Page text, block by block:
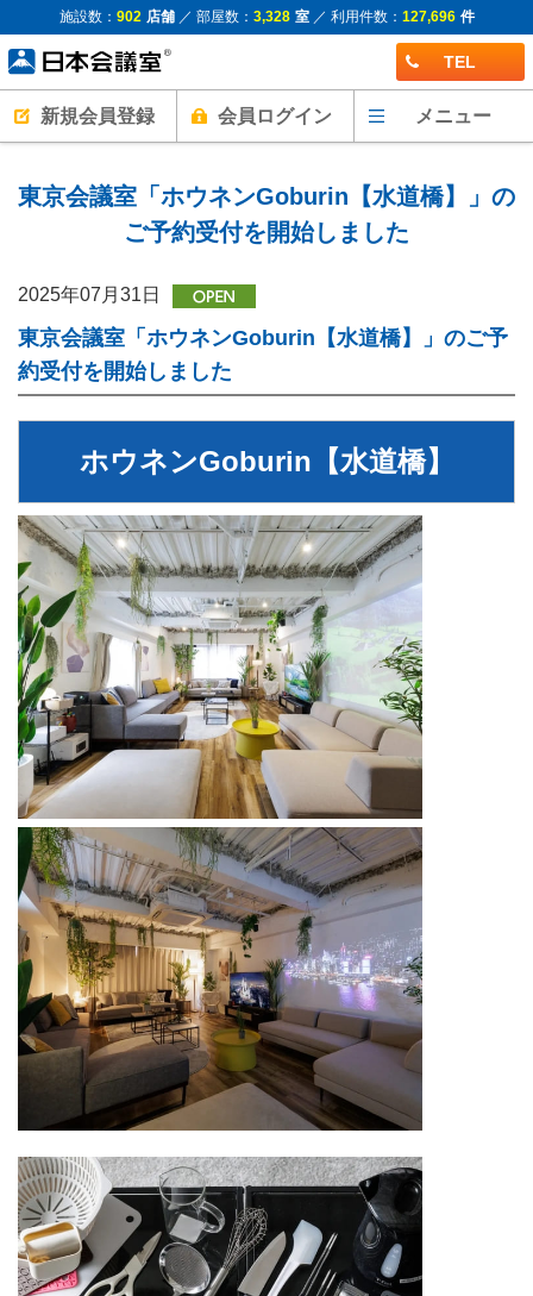
施設数： 902 店舗／ 部屋数： 3,328 室／ 利用件数： 127,696 件
TEL
新規会員登録 会員ログイン メニュー
東京会議室「ホウネンGoburin【水道橋】」の
ご予約受付を開始しました
2025年07月31日
東京会議室「ホウネンGoburin【水道橋】」のご予
約受付を開始しました
ホウネンGoburin【水道橋】